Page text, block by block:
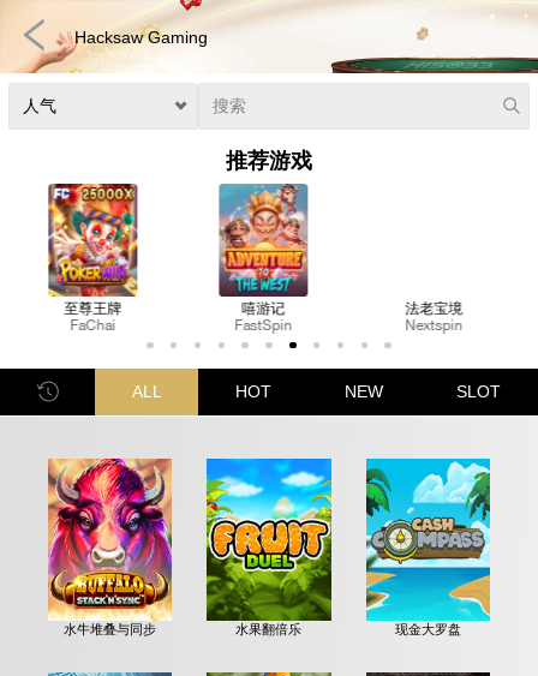
彩票 扑克 真人娱乐 体育博彩
Hacksaw Gaming
推荐游戏
嘻游记
FastSpin
法老宝境
Nextspin
皇家猫咪
FastSpin
ALL HOT NEW SLOT
水牛堆叠与同步 水果翻倍乐 现金大罗盘